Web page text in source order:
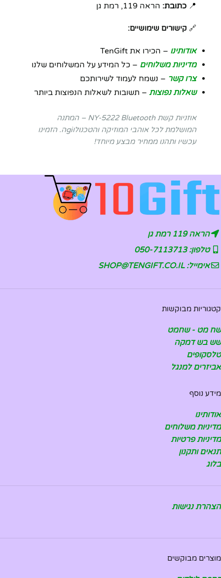
📍 כתובת: הראה 119, רמת גן
🔗 קישורים שימושיים:
אודותינו – הכירו את TenGift
מדיניות משלוחים – כל המידע על המשלוחים שלנו
צרו קשר – נשמח לעמוד לשירותכם
שאלות נפוצות – תשובות לשאלות הנפוצות ביותר
אוזניות קשת NY-5222 Bluetooth – המתנה
המושלמת לכל אוהבי המוזיקה והטכנולוgiה. הזמינו
עכשיו ותהנו ממחיר מבצע מיוחד!
הראה 119 רמת גן
טלפון: 050-7113713
אימייל: SHOP@TENGIFT.CO.IL
קטגוריות מבוקשות
שח מט - שחמט
שש בש דמקה
טלסקופים
אביזרים למנגל
מידע נוסף
אודותינו
מדיניות משלוחים
מדיניות פרטיות
תנאים ותקנון
בלוג
הצהרת נגישות
מוצרים מבוקשים